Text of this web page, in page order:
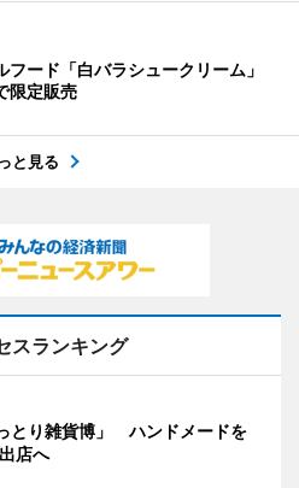
フード「白バラシュークリーム」
限定販売
と見る
スランキング
とり雑貨博」 ハンドメードを
店へ